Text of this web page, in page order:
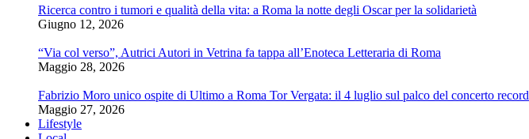
Ricerca contro i tumori e qualità della vita: a Roma la notte degli Oscar per la solidarietà
Giugno 12, 2026
“Via col verso”, Autrici Autori in Vetrina fa tappa all’Enoteca Letteraria di Roma
Maggio 28, 2026
Fabrizio Moro unico ospite di Ultimo a Roma Tor Vergata: il 4 luglio sul palco del concerto record
Maggio 27, 2026
Lifestyle